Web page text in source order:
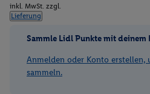
inkl. MwSt. zzgl.
Lieferung
Sammle Lidl Punkte mit deinem
Anmelden oder Konto
sammeln.